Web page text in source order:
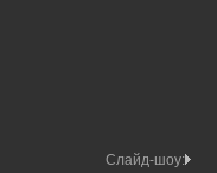
Слайд-шоу: